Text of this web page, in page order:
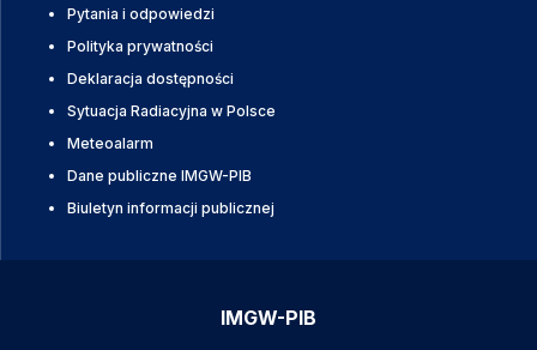
Pytania i odpowiedzi
Polityka prywatności
Deklaracja dostępności
Sytuacja Radiacyjna w Polsce
Meteoalarm
Dane publiczne IMGW-PIB
Biuletyn informacji publicznej
IMGW-PIB